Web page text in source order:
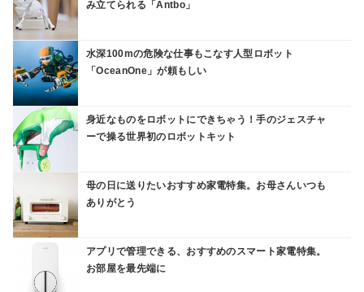
み立てられる「Antbo」
水深100mの危険な仕事もこなす人型ロボット
「OceanOne」が頼もしい
身近なものをロボットにできちゃう！手のジェスチャ
ーで操る世界初のロボットキット
母の日に送りたいおすすめ家電特集。お母さんいつも
ありがとう
アプリで管理できる、おすすめのスマート家電特集。
お部屋を最先端に